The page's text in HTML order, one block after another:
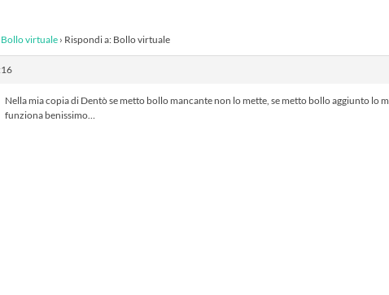
Bollo virtuale › Rispondi a: Bollo virtuale
Nella mia copia di Dentò se metto bollo mancante non lo mette, se metto bollo aggiunto lo
funziona benissimo…